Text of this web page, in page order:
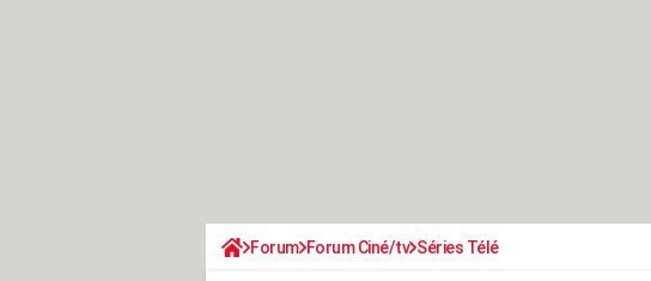
Forum Forum Ciné/tv Séries Télé